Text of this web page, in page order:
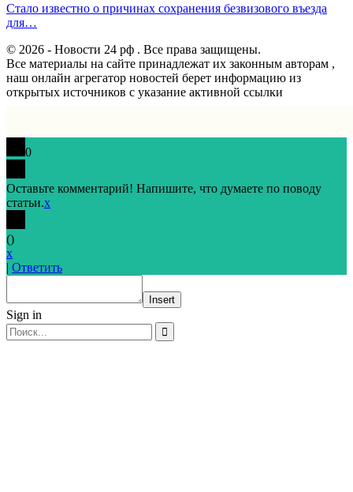
Стало известно о причинах сохранения безвизового въезда
для…
© 2026 - Новости 24 рф . Все права защищены.
Все материалы на сайте принадлежат их законным авторам ,
наш онлайн агрегатор новостей берет информацию из
открытых источников с указание активной ссылки
0
Оставьте комментарий! Напишите, что думаете по поводу
статьи.x
()
x
| Ответить
Insert
Sign in